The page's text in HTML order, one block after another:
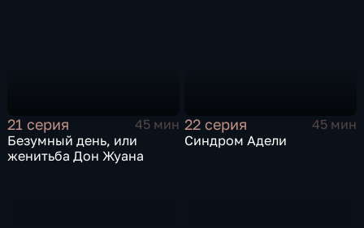
21 серия
45 мин
Безумный день, или
женитьба Дон Жуана
22 серия
45 мин
Синдром Адели